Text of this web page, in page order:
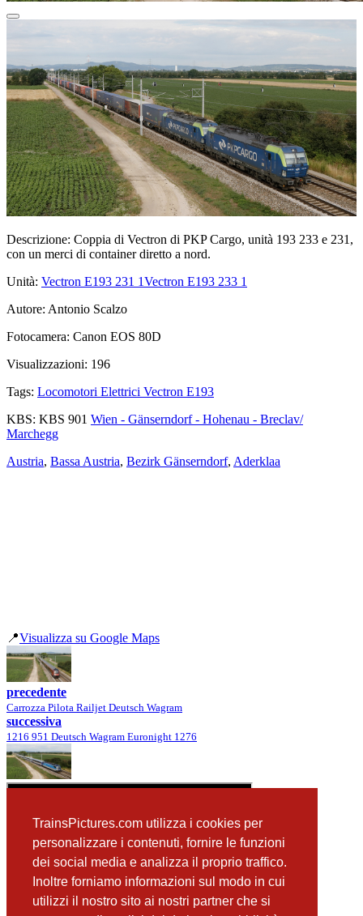
TrainsPictures.com utilizza i cookies per
personalizzare i contenuti, fornire le funzioni
dei social media e analizza il proprio traffico.
Inoltre forniamo informazioni sul modo in cui
utilizzi il nostro sito ai nostri partner che si
Descrizione: Coppia di Vectron di PKP Cargo, unità 193 233 e 231,
con un merci di container diretto a nord.
Unità: Vectron E193 231 1Vectron E193 233 1
Autore: Antonio Scalzo
Fotocamera: Canon EOS 80D
Visualizzazioni: 196
Tags: Locomotori Elettrici Vectron E193
KBS: KBS 901 Wien - Gänserndorf - Hohenau - Breclav/
Marchegg
Austria, Bassa Austria, Bezirk Gänserndorf, Aderklaa
📍Visualizza su Google Maps
precedente
Carrozza Pilota Railjet Deutsch Wagram
successiva
1216 951 Deutsch Wagram Euronight 1276